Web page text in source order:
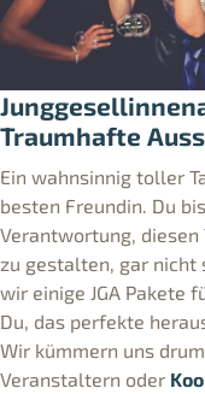
Traumhafte
Ein wahnsinnig toller
besten Freundin. Du
Verantwortung, diesen
zu gestalten, gar nicht
wir einige JGA Pakete
Du, das perfekte
Wir kümmern uns
Veranstaltern oder